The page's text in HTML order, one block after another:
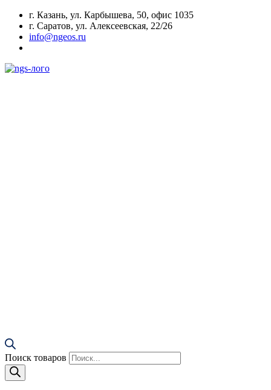
г. Казань, ул. Карбышева, 50, офис 1035
г. Саратов, ул. Алексеевская, 22/26
info@ngeos.ru
Поиск товаров